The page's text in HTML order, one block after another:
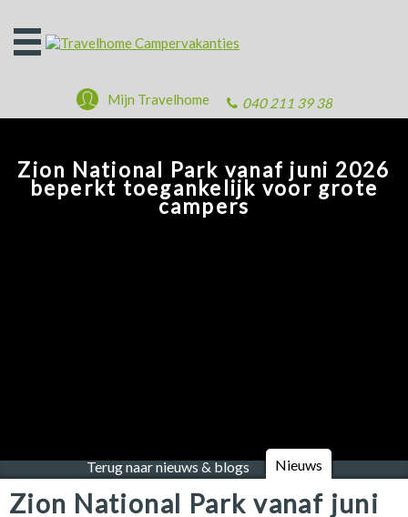
Open
het
040 211 39 38
Mijn Travelhome
Zion National Park vanaf juni 2026
beperkt toegankelijk voor grote
campers
Terug naar nieuws & blogs Nieuws
Zion National Park vanaf juni